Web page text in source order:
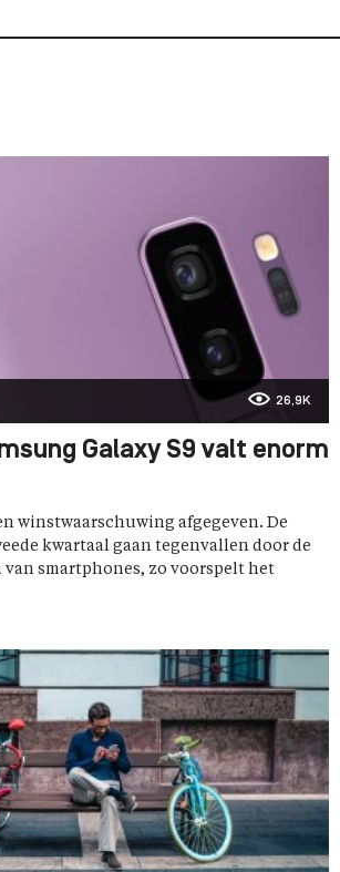
26,9K
Galaxy S9 valt enorm
winstwaarschuwing afgegeven. De
kwartaal gaan tegenvallen door de
van smartphones, zo voorspelt het